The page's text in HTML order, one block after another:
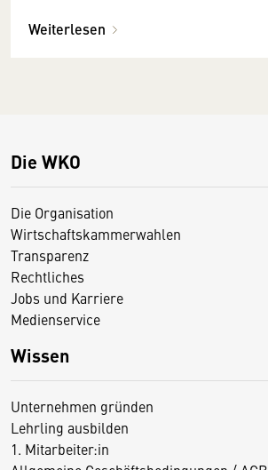
Weiterlesen
Die WKO
Die Organisation
Wirtschaftskammerwahlen
Transparenz
Rechtliches
Jobs und Karriere
Medienservice
Wissen
Unternehmen gründen
Lehrling ausbilden
1. Mitarbeiter:in